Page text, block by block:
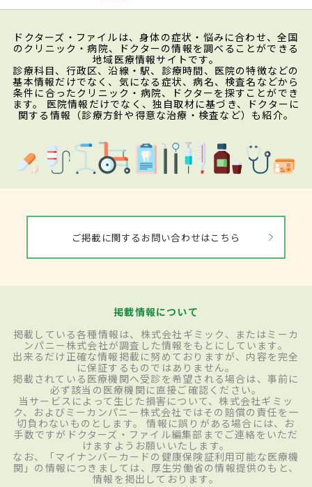
ドクターズ・ファイルは、身体の症状・悩みに合わせ、全国
のクリニック・病院、ドクターの情報を調べることができる
地域医療情報サイトです。
診療科目、行政区、沿線・駅、診療時間、医院の特徴などの
基本情報だけでなく、気になる症状、病名、検査名などから
条件に合ったクリニック・病院、ドクターを探すことができ
ます。 医院情報だけでなく、独自取材に基づき、ドクターに
関する情報（診療方針や得意な治療・検査など）も紹介。
ご掲載に関するお問い合わせはこちら
掲載情報について
掲載している各種情報は、株式会社ギミック、またはミーカ
ンパニー株式会社が調査した情報をもとにしています。
出来るだけ正確な情報掲載に努めておりますが、内容を完全
に保証するものではありません。
掲載されている医療機関へ受診を希望される場合は、事前に
必ず該当の医療機関に直接ご確認ください。
当サービスによって生じた損害について、株式会社ギミッ
ク、およびミーカンパニー株式会社ではその賠償の責任を一
切負わないものとします。 情報に誤りがある場合には、お
手数ですがドクターズ・ファイル編集部までご連絡をいただ
けますようお願いいたします。
なお、「マイナンバーカードの健康保険証利用可能な医療機
関」の情報につきましては、厚生労働省の情報提供のもと、
情報を掲出しております。